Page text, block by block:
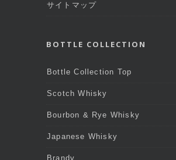
サイトマップ
BOTTLE COLLECTION
Bottle Collection Top
Scotch Whisky
Bourbon & Rye Whisky
Japanese Whisky
Brandy